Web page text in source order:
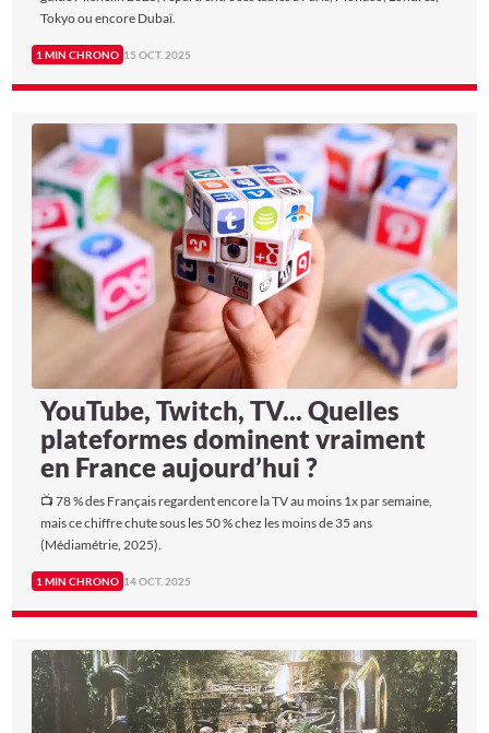
Tokyo ou encore Dubaï.
1 MIN CHRONO 15 OCT. 2025
YouTube, Twitch, TV... Quelles
plateformes dominent vraiment
en France aujourd’hui ?
📺 78 % des Français regardent encore la TV au moins 1x par semaine,
mais ce chiffre chute sous les 50 % chez les moins de 35 ans
(Médiamétrie, 2025).
1 MIN CHRONO 14 OCT. 2025